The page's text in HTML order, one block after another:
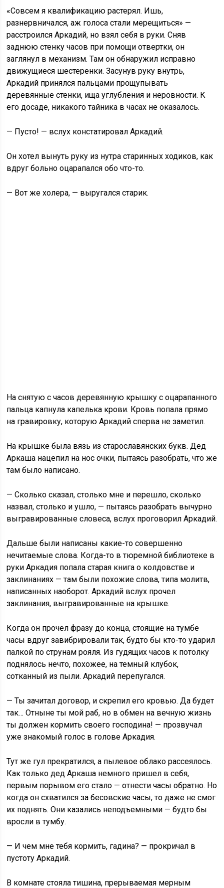
«Совсем я квалификацию растерял. Ишь,
разнервничался, аж голоса стали мерещиться» —
расстроился Аркадий, но взял себя в руки. Сняв
заднюю стенку часов при помощи отвертки, он
заглянул в механизм. Там он обнаружил исправно
движущиеся шестеренки. Засунув руку внутрь,
Аркадий принялся пальцами прощупывать
деревянные стенки, ища углубления и неровности. К
его досаде, никакого тайника в часах не оказалось.
— Пусто! — вслух констатировал Аркадий.
Он хотел вынуть руку из нутра старинных ходиков, как
вдруг больно оцарапался обо что-то.
— Вот же холера, — выругался старик.
На снятую с часов деревянную крышку с оцарапанного
пальца капнула капелька крови. Кровь попала прямо
на гравировку, которую Аркадий сперва не заметил.
На крышке была вязь из старославянских букв. Дед
Аркаша нацепил на нос очки, пытаясь разобрать, что же
там было написано.
— Сколько сказал, столько мне и перешло, сколько
назвал, столько и ушло, — пытаясь разобрать вычурно
выгравированные словеса, вслух проговорил Аркадий.
Дальше были написаны какие-то совершенно
нечитаемые слова. Когда-то в тюремной библиотеке в
руки Аркадия попала старая книга о колдовстве и
заклинаниях — там были похожие слова, типа молитв,
написанных наоборот. Аркадий вслух прочел
заклинания, выгравированные на крышке.
Когда он прочел фразу до конца, стоящие на тумбе
часы вдруг завибрировали так, будто бы кто-то ударил
палкой по струнам рояля. Из гудящих часов к потолку
поднялось нечто, похожее, на темный клубок,
сотканный из пыли. Аркадий перепугался.
— Ты зачитал договор, и скрепил его кровью. Да будет
так… Отныне ты мой раб, но в обмен на вечную жизнь
ты должен кормить своего господина! — прозвучал
уже знакомый голос в голове Аркадия.
Тут же гул прекратился, а пылевое облако рассеялось.
Как только дед Аркаша немного пришел в себя,
первым порывом его стало — отнести часы обратно. Но
когда он схватился за бесовские часы, то даже не смог
их поднять. Они казались неподъемными — будто бы
вросли в тумбу.
— И чем мне тебя кормить, гадина? — прокричал в
пустоту Аркадий.
В комнате стояла тишина, прерываемая мерным